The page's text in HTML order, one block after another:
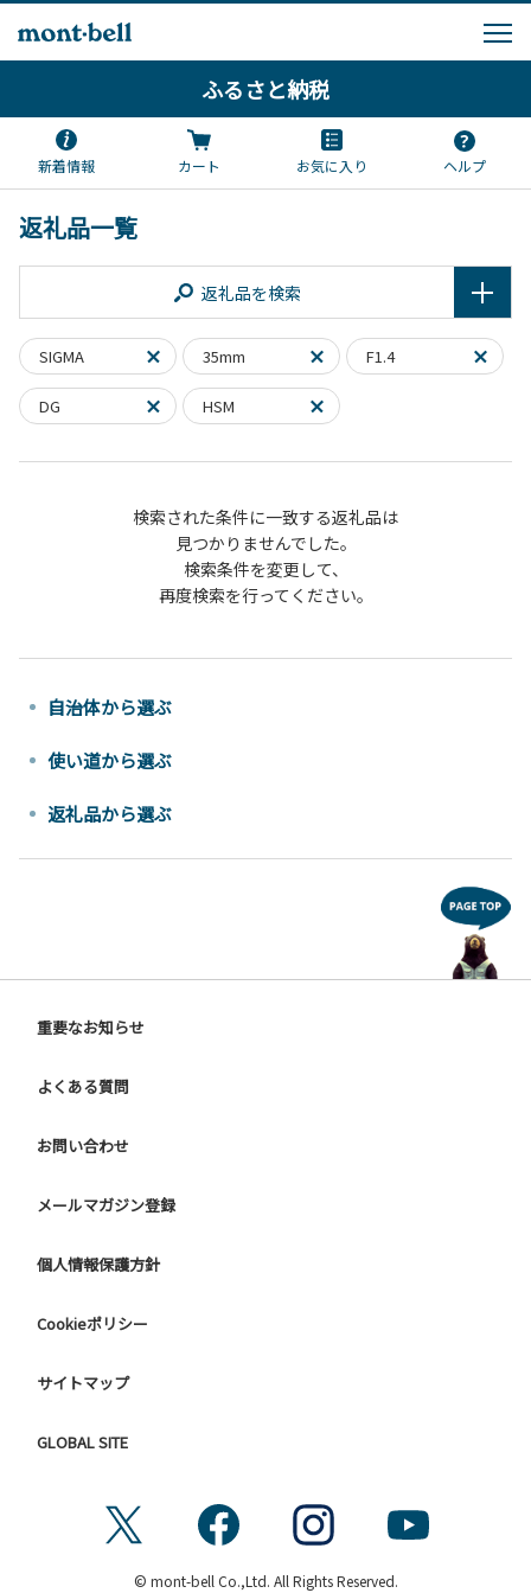
ふるさと納税
新着情報 カート お気に入り ヘルプ
返礼品一覧
返礼品を検索
SIGMA 35mm F1.4
DG HSM
検索された条件に一致する返礼品は
見つかりませんでした。
検索条件を変更して、
再度検索を行ってください。
自治体から選ぶ
使い道から選ぶ
返礼品から選ぶ
重要なお知らせ
よくある質問
お問い合わせ
メールマガジン登録
個人情報保護方針
Cookieポリシー
サイトマップ
GLOBAL SITE
© mont-bell Co.,Ltd. All Rights Reserved.